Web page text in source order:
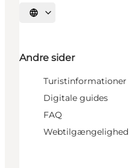
Vælg sprog
Andre sider
Turistinformationer
Digitale guides
FAQ
Webtilgængelighed